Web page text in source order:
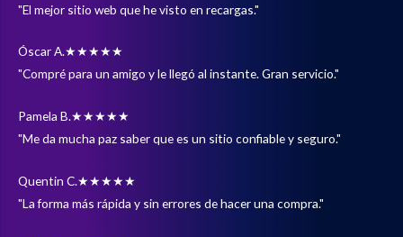
"El mejor sitio web que he visto en recargas."
Óscar A.★★★★★
"Compré para un amigo y le llegó al instante. Gran servicio."
Pamela B.★★★★★
"Me da mucha paz saber que es un sitio confiable y seguro."
Quentin C.★★★★★
"La forma más rápida y sin errores de hacer una compra."